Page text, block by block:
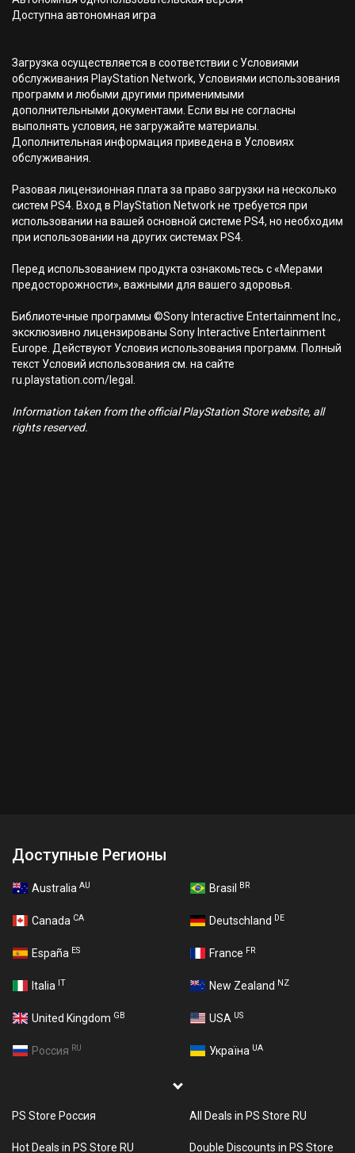
Доступна автономная игра
Загрузка осуществляется в соответствии с Условиями
обслуживания PlayStation Network, Условиями использования
программ и любыми другими применимыми
дополнительными документами. Если вы не согласны
выполнять условия, не загружайте материалы.
Дополнительная информация приведена в Условиях
обслуживания.
Разовая лицензионная плата за право загрузки на несколько
систем PS4. Вход в PlayStation Network не требуется при
использовании на вашей основной системе PS4, но необходим
при использовании на других системах PS4.
Перед использованием продукта ознакомьтесь с «Мерами
предосторожности», важными для вашего здоровья.
Библиотечные программы ©Sony Interactive Entertainment Inc.,
эксклюзивно лицензированы Sony Interactive Entertainment
Europe. Действуют Условия использования программ. Полный
текст Условий использования см. на сайте
ru.playstation.com/legal.
Information taken from the official PlayStation Store website, all
rights reserved.
Доступные Регионы
Australia AU Brasil BR
Canada CA Deutschland DE
España ES France FR
Italia IT New Zealand NZ
United Kingdom GB USA US
Россия RU Україна UA
PS Store Россия All Deals in PS Store RU
Hot Deals in PS Store RU Double Discounts in PS Store